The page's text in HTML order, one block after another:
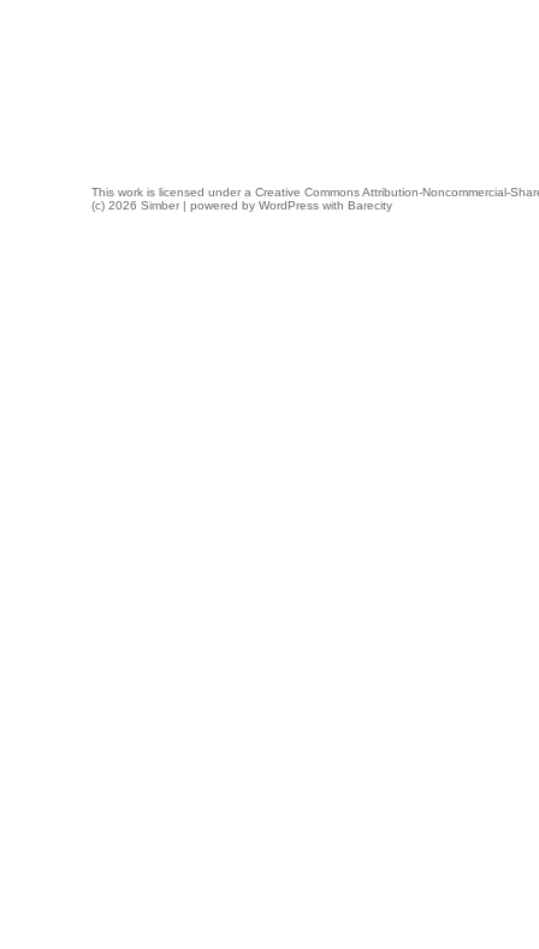
This work is licensed under a Creative Commons Attribution-Noncommercial-
(c) 2026 Simber | powered by WordPress with Barecity